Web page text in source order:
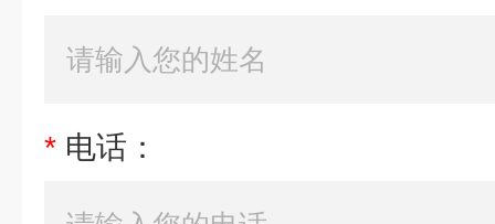
* 电话：